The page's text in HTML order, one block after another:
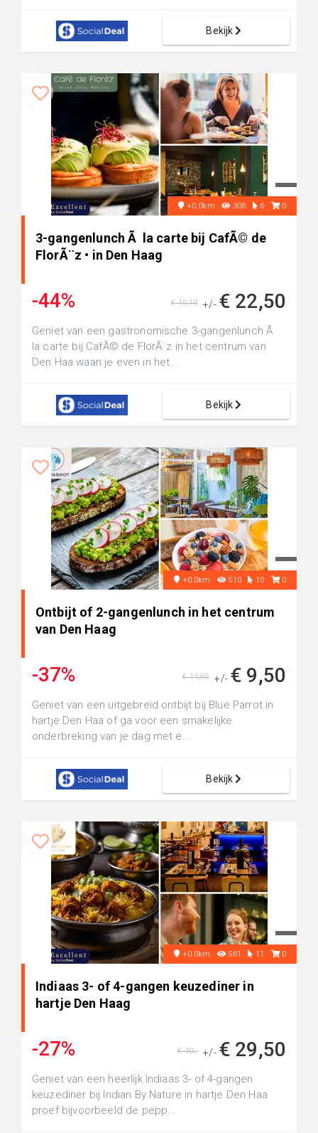
Bekijk
+0.0km 306 6 0
3-gangenlunch Ã la carte bij CafÃ© de
FlorÃ¨z • in Den Haag
-44% +/- € 22,50
€ 40,10
Geniet van een gastronomische 3-gangenlunch Ã
la carte bij CafÃ© de FlorÃ¨z in het centrum van
Den Haa waan je even in het...
Bekijk
+0.0km 510 10 0
Ontbijt of 2-gangenlunch in het centrum
van Den Haag
-37% +/- € 9,50
€ 14,95
Geniet van een uitgebreid ontbijt bij Blue Parrot in
hartje Den Haa of ga voor een smakelijke
onderbreking van je dag met e...
Bekijk
+0.0km 561 11 0
Indiaas 3- of 4-gangen keuzediner in
hartje Den Haag
-27% +/- € 29,50
€ 40,-
Geniet van een heerlijk Indiaas 3- of 4-gangen
keuzediner bij Indian By Nature in hartje Den Haa
proef bijvoorbeeld de pepp...